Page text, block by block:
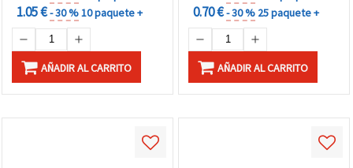
1.05 €- 30 %10 paquete +
AÑADIR AL CARRITO
0.70 €- 30 % 25 paquete +
AÑADIR AL CARRITO